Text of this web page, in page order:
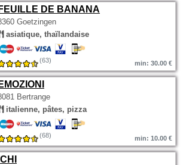
FEUILLE DE BANANA
Goetzingen
asiatique, thaïlandaise
(63) min: 30.00 €
EMOZIONI
Bertrange
italienne, pâtes, pizza
(68) min: 10.00 €
ICHI